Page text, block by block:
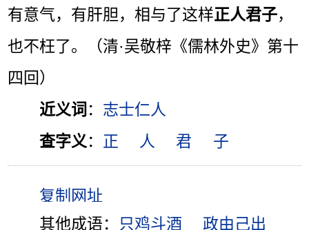
有意气，有肝胆，相与了这样正人君子，
也不枉了。（清·吴敬梓《儒林外史》第十
四回）
近义词 ： 志士仁人
查字义 ： 正 人 君 子
其他成语： 只鸡斗酒 政由己出